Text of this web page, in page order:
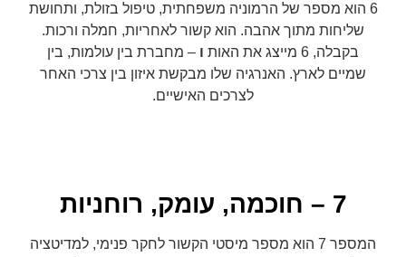
6 הוא מספר של הרמוניה משפחתית, טיפול בזולת, ותחושת
שליחות מתוך אהבה. הוא קשור לאחריות, חמלה ורכות.
בקבלה, 6 מייצג את האות
ו – מחברת בין עולמות, בין
שמיים לארץ. האנרגיה שלו מבקשת איזון בין צרכי האחר
לצרכים האישיים.
7 – חוכמה, עומק, רוחניות
המספר 7 הוא מספר מיסטי הקשור לחקר פנימי, למדיטציה